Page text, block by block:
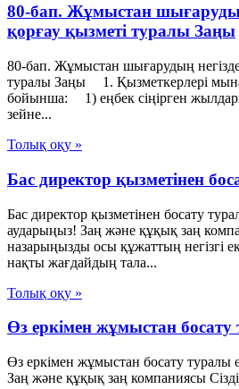
80-бап. Жұмыстан
қорғау қызметі туралы Заңы
80-бап. Жұмыстан шығарудың
туралы Заңы 1. Қызметкерлері
бойынша: 1) еңбек сіңірген
зейне...
Толық оқу »
Бас директор қызметінен
Бас директор қызметінен босату
аударыңыз! Заң және құқық заң
назарыңызды осы құжаттың негізгі
нақты жағдайдың тала...
Толық оқу »
Өз еркімен жұмыстан босату
Өз еркімен жұмыстан босату туралы
Заң және құқық заң компаниясы